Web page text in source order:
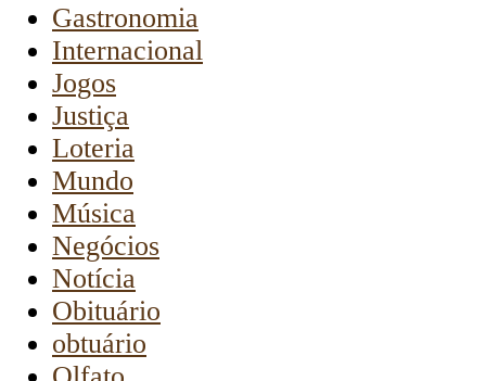
Gastronomia
Internacional
Jogos
Justiça
Loteria
Mundo
Música
Negócios
Notícia
Obituário
obtuário